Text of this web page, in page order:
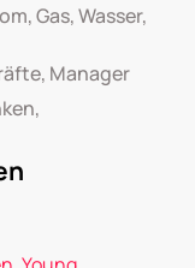
Gas, Wasser,
Manager